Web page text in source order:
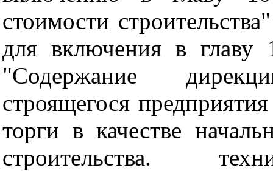
стоимости
для включения в главу
"Содержание
строящегося
торги в качестве
строительства.